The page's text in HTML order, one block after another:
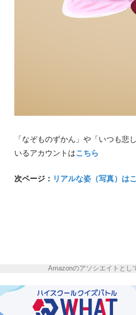
「なぞものずかん」や「いつも悲
いるアカウントはこちら
次ページ： リアルな姿（写真）は
Amazonのアソシエイトとし